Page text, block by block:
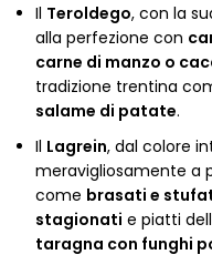
Il Teroldego, con la
alla perfezione con
carne di manzo o
tradizione trentina
salame di patate.
Il Lagrein, dal colore
meravigliosamente a
come brasati e
stagionati e piatti
taragna con funghi